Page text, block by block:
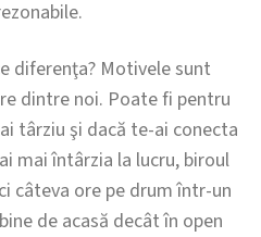
diferenţa? Motivele sunt
dintre noi. Poate fi pentru
târziu şi dacă te-ai conecta
mai întârzia la lucru, biroul
câteva ore pe drum într-un
de acasă decât în open